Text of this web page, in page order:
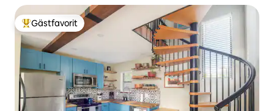
Populär gästfavorit
Gästfavorit